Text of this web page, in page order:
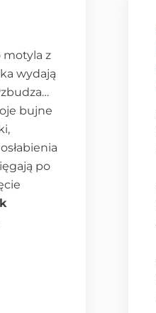
motyla z
wydają
bujne
po